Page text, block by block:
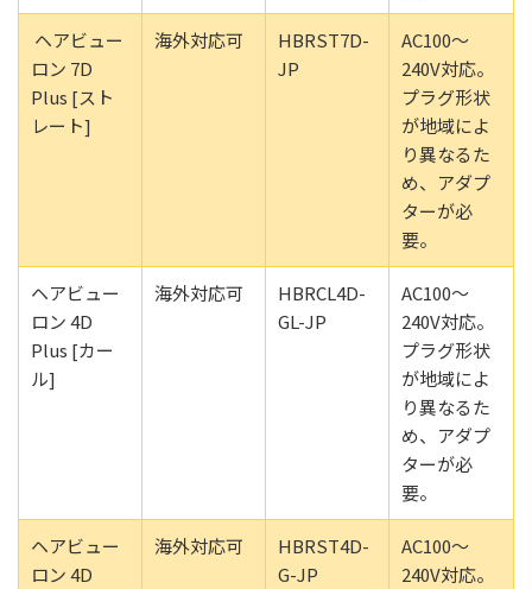
ヘアビュー
ロン 7D
Plus [スト
レート]
海外対応可
HBRST7D-
JP
AC100～
240V対応。
プラグ形状
が地域によ
り異なるた
め、アダプ
ターが必
要。
ヘアビュー
ロン 4D
Plus [カー
ル]
海外対応可
HBRCL4D-
GL-JP
AC100～
240V対応。
プラグ形状
が地域によ
り異なるた
め、アダプ
ターが必
要。
ヘアビュー
ロン 4D
海外対応可
HBRST4D-
G-JP
AC100～
240V対応。